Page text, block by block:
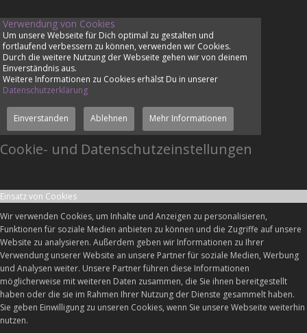
Verwendung von Cookies
Um unsere Webseite für Dich optimal zu gestalten und
fortlaufend verbessern zu können, verwenden wir Cookies.
Durch die weitere Nutzung der Webseite gehen wir von deinem
Einverständnis aus.
Weitere Informationen zu Cookies erhälst Du in unserer
Datenschutzerklärung
Einverstanden Ablehnen Mehr Informationen
Cookie- und Datenschutzeinstellungen
Einsatz von Cookies
Wir verwenden Cookies, um Inhalte und Anzeigen zu personalisieren,
Funktionen für soziale Medien anbieten zu können und die Zugriffe auf unsere
Website zu analysieren. Außerdem geben wir Informationen zu Ihrer
Verwendung unserer Website an unsere Partner für soziale Medien, Werbung
und Analysen weiter. Unsere Partner führen diese Informationen
möglicherweise mit weiteren Daten zusammen, die Sie ihnen bereitgestellt
haben oder die sie im Rahmen Ihrer Nutzung der Dienste gesammelt haben.
Sie geben Einwilligung zu unseren Cookies, wenn Sie unsere Webseite weiterhin
nutzen.